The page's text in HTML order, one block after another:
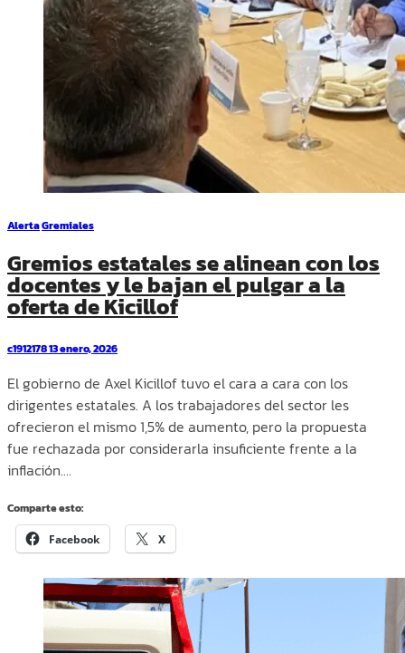
AlertaGremiales
Gremios estatales se alinean con los
docentes y le bajan el pulgar a la
oferta de Kicillof
c191217813 enero, 2026
El gobierno de Axel Kicillof tuvo el cara a cara con los
dirigentes estatales. A los trabajadores del sector les
ofrecieron el mismo 1,5% de aumento, pero la propuesta
fue rechazada por considerarla insuficiente frente a la
inflación.…
Comparte esto:
Facebook X